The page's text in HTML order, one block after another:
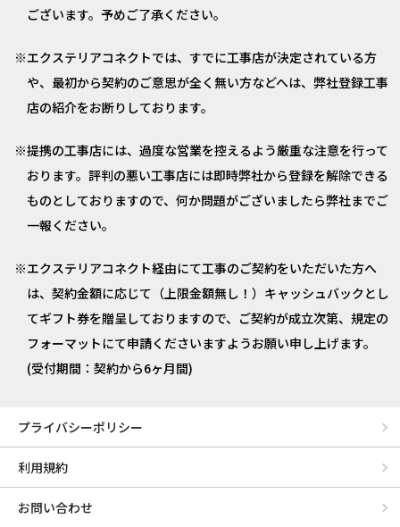
ございます。予めご了承ください。
エクステリアコネクトでは、すでに工事店が決定されている方
や、最初から契約のご意思が全く無い方などへは、弊社登録工事
店の紹介をお断りしております。
提携の工事店には、過度な営業を控えるよう厳重な注意を行って
おります。評判の悪い工事店には即時弊社から登録を解除できる
ものとしておりますので、何か問題がございましたら弊社までご
一報ください。
エクステリアコネクト経由にて工事のご契約をいただいた方へ
は、契約金額に応じて（上限金額無し！）キャッシュバックとし
てギフト券を贈呈しておりますので、ご契約が成立次第、規定の
フォーマットにて申請くださいますようお願い申し上げます。
(受付期間：契約から6ヶ月間)
プライバシーポリシー
利用規約
お問い合わせ